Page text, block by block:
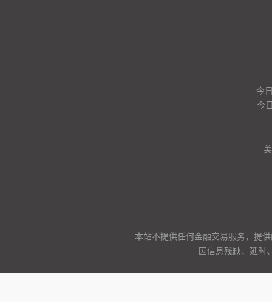
今
今
本站不提供任何金融交易服务，提
因信息残缺、延时